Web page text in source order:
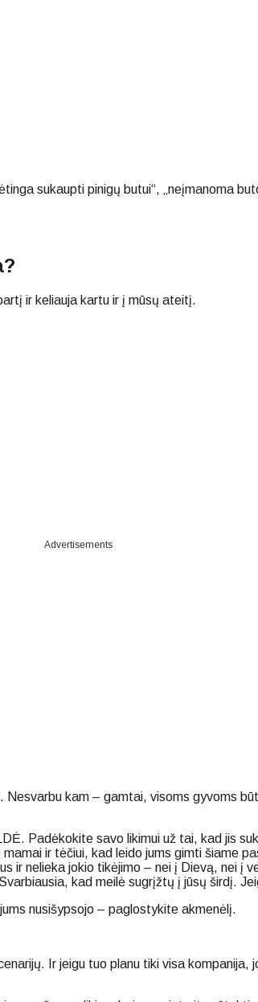
sukaupti pinigų butui“, „neįmanoma
ir keliauja kartu ir į mūsų ateitį.
Advertisements
kam – gamtai, visoms gyvoms
Padėkokite savo likimui už tai, kad jis
ir tėčiui, kad leido jums gimti šiame
ir nelieka jokio tikėjimo – nei į Dievą, nei į
kad meilė sugrįžtų į jūsų širdį.
nusišypsojo – paglostykite akmenėlį.
Ir jeigu tuo planu tiki visa